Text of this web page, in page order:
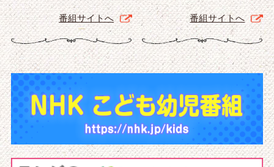
番組サイトへ 番組サイトへ